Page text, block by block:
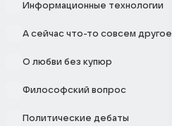
Информационные технологии
А сейчас что-то совсем другое
О любви без купюр
Философский вопрос
Политические дебаты